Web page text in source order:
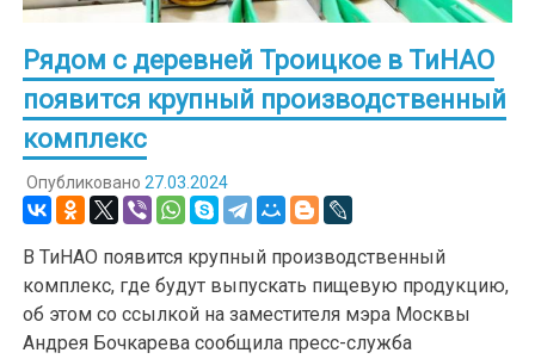
Рядом с деревней Троицкое в ТиНАО
появится крупный производственный
комплекс
Опубликовано 27.03.2024
В ТиНАО появится крупный производственный
комплекс, где будут выпускать пищевую продукцию,
об этом со ссылкой на заместителя мэра Москвы
Андрея Бочкарева сообщила пресс-служба